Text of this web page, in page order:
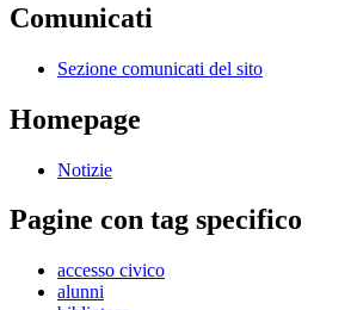
Comunicati
Sezione comunicati del sito
Homepage
Notizie
Pagine con tag specifico
accesso civico
alunni